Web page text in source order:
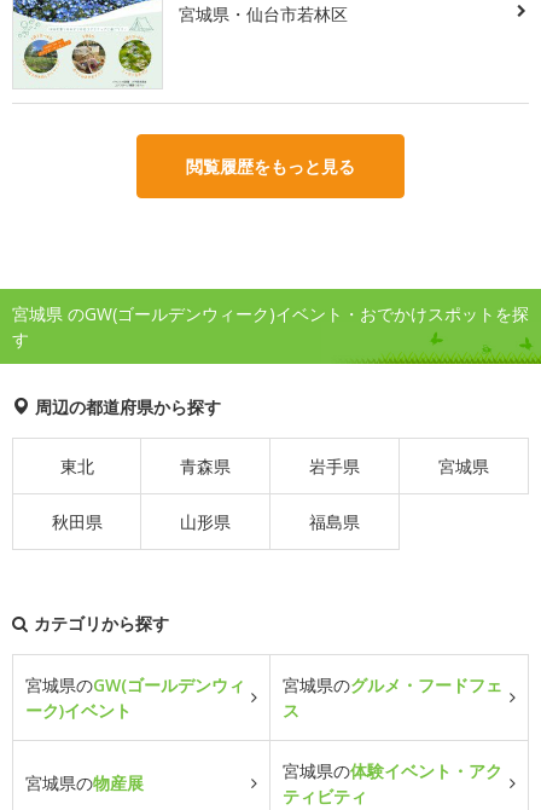
宮城県・仙台市若林区
閲覧履歴をもっと見る
宮城県 のGW(ゴールデンウィーク)イベント・おでかけスポットを探
す
周辺の都道府県から探す
東北 青森県 岩手県 宮城県
秋田県 山形県 福島県
カテゴリから探す
宮城県のGW(ゴールデンウィ
ーク)イベント
宮城県のグルメ・フードフェ
ス
宮城県の物産展
宮城県の体験イベント・アク
ティビティ